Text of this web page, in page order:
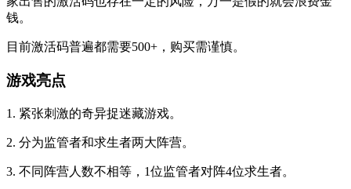
钱。
目前激活码普遍都需要500+，购买需谨慎。
游戏亮点
1. 紧张刺激的奇异捉迷藏游戏。
2. 分为监管者和求生者两大阵营。
3. 不同阵营人数不相等，1位监管者对阵4位求生者。